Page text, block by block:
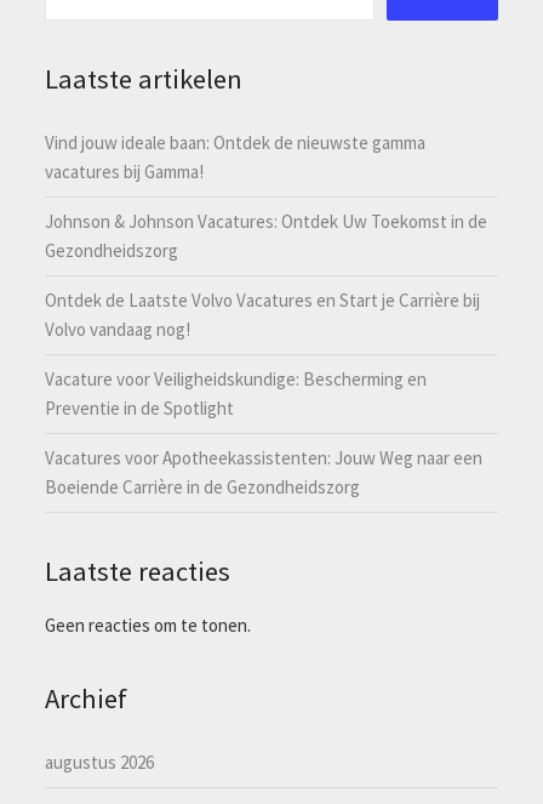
Laatste artikelen
Vind jouw ideale baan: Ontdek de nieuwste gamma
vacatures bij Gamma!
Johnson & Johnson Vacatures: Ontdek Uw Toekomst in de
Gezondheidszorg
Ontdek de Laatste Volvo Vacatures en Start je Carrière bij
Volvo vandaag nog!
Vacature voor Veiligheidskundige: Bescherming en
Preventie in de Spotlight
Vacatures voor Apotheekassistenten: Jouw Weg naar een
Boeiende Carrière in de Gezondheidszorg
Laatste reacties
Geen reacties om te tonen.
Archief
augustus 2026